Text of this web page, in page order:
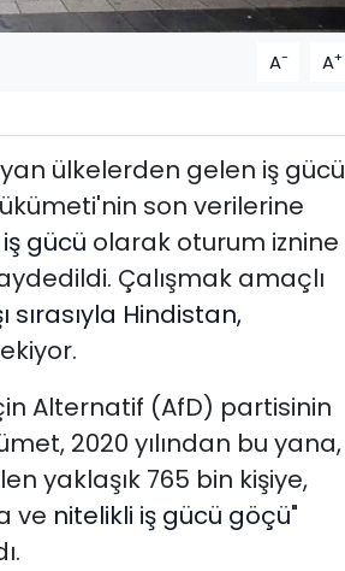
A- A+
ülkelerden gelen iş gücü
son verilerine
gücü olarak oturum iznine
Çalışmak amaçlı
sırasıyla Hindistan,
Alternatif (AfD) partisinin
2020 yılından bu yana,
yaklaşık 765 bin kişiye,
ve nitelikli iş gücü göçü"